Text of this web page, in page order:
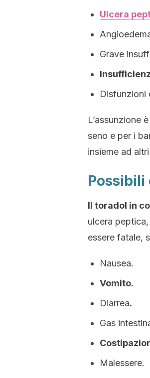
Ulcera
Grave
Disfunzioni
L’assunzione
seno e per i
insieme ad
Il toradol in
ulcera
essere fatale,
Nausea.
Vomito.
Diarrea.
Gas
Malessere.